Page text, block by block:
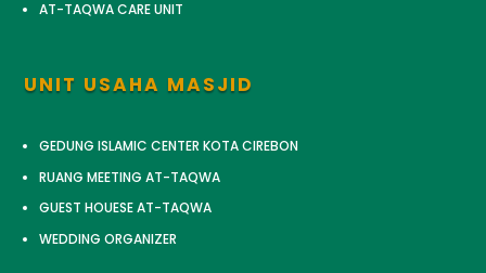
AT-TAQWA CARE UNIT
UNIT USAHA MASJID
GEDUNG ISLAMIC CENTER KOTA CIREBON
RUANG MEETING AT-TAQWA
GUEST HOUESE AT-TAQWA
WEDDING ORGANIZER